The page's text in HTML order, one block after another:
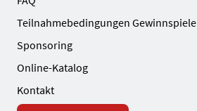
Teilnahmebedingungen Gewinnspiele
Sponsoring
Online-Katalog
Kontakt